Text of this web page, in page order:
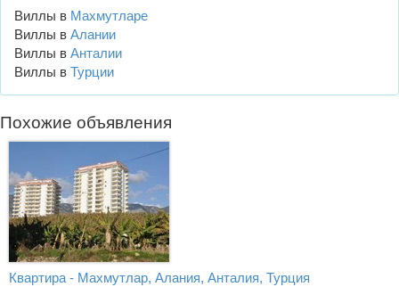
Виллы в Махмутларе
Виллы в Алании
Виллы в Анталии
Виллы в Турции
Похожие объявления
Квартира - Махмутлар, Алания, Анталия, Турция